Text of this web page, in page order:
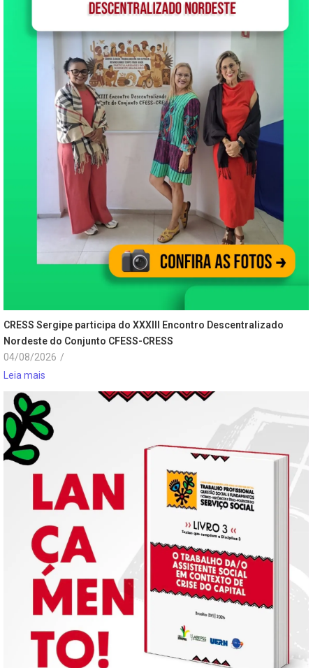
CRESS Sergipe participa do XXXIII Encontro Descentralizado
Nordeste do Conjunto CFESS-CRESS
04/08/2026 /
Leia mais